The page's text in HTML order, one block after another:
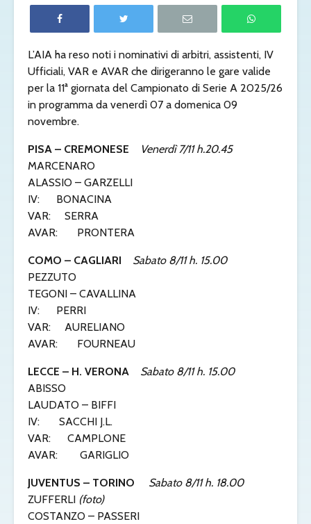
L’AIA ha reso noti i nominativi di arbitri, assistenti, IV
Ufficiali, VAR e AVAR che dirigeranno le gare valide
per la 11ª giornata del Campionato di Serie A 2025/26
in programma da venerdì 07 a domenica 09
novembre.
PISA – CREMONESE
Venerdì 7/11 h.20.45
MARCENARO
ALASSIO – GARZELLI
IV: BONACINA
VAR: SERRA
AVAR: PRONTERA
COMO – CAGLIARI Sabato 8/11 h. 15.00
PEZZUTO
TEGONI – CAVALLINA
IV: PERRI
VAR: AURELIANO
AVAR: FOURNEAU
LECCE – H. VERONA Sabato 8/11 h. 15.00
ABISSO
LAUDATO – BIFFI
IV: SACCHI J.L.
VAR: CAMPLONE
AVAR: GARIGLIO
JUVENTUS – TORINO Sabato 8/11 h. 18.00
ZUFFERLI (foto)
COSTANZO – PASSERI